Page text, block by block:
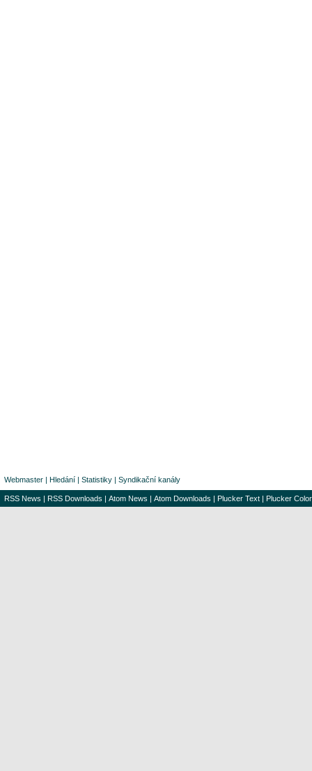
Webmaster | Hledání | Statistiky | Syndikační kanály
RSS News | RSS Downloads | Atom News | Atom Downloads | Plucker Text | Plucker Color